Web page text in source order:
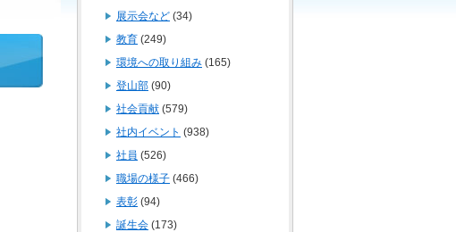
展示会など (34)
教育 (249)
環境への取り組み (165)
登山部 (90)
社会貢献 (579)
社内イベント (938)
社員 (526)
職場の様子 (466)
表彰 (94)
誕生会 (173)